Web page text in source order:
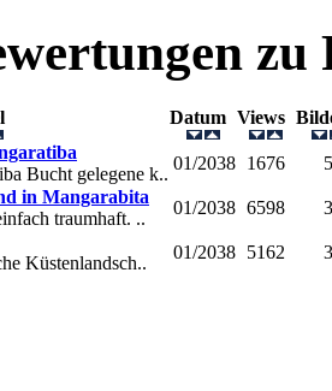
zu
Datum Views
Bucht gelegene k..
01/2038 1676
5
in Mangarabita
traumhaft. ..
01/2038 6598
3
Küstenlandsch..
01/2038 5162 3